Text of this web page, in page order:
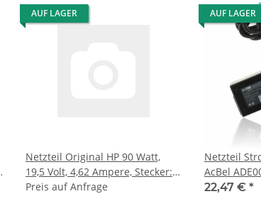
AUF LAGER
Netzteil Original HP 90 Watt,
19,5 Volt, 4,62 Ampere, Stecker:
Dongle (4,5 mm x 3,0 mm + 7,4
Preis auf Anfrage
AUF LAGER
Netzteil
AcBel
2,31 A mpere
22,47 € *